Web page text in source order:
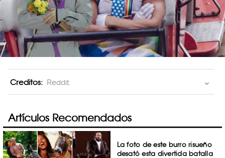
Creditos: Reddit
Artículos Recomendados
La foto de este burro risueño
desató esta divertida batalla